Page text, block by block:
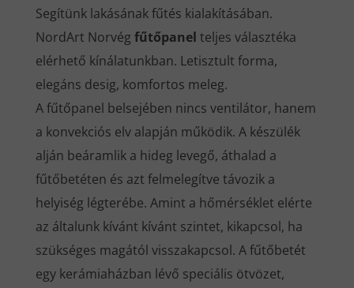
Segítünk lakásának fűtés kialakításában.
NordArt Norvég fűtőpanel teljes választéka
elérhető kínálatunkban. Letisztult forma,
elegáns desig, komfortos meleg.
A fűtőpanel belsejében nincs ventilátor, hanem
a konvekciós elv alapján működik. A készülék
alján beáramlik a hideg levegő, áthalad a
fűtőbetéten és azt felmelegítve távozik a
helyiség légterébe. Amint a hőmérséklet elérte
az általunk kívánt kívánt szintet, kikapcsol, ha
szükséges magától visszakapcsol. A fűtőbetét
egy kerámiaházban lévő speciális ötvözet,